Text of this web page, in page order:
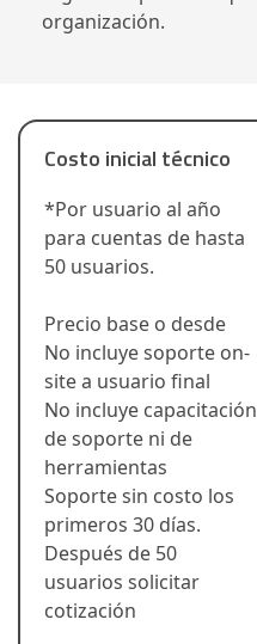
organización.
Costo inicial técnico
*Por usuario al año
para cuentas de hasta
50 usuarios.
Precio base o desde
No incluye soporte on-
site a usuario final
No incluye capacitación
de soporte ni de
herramientas
Soporte sin costo los
primeros 30 días.
Después de 50
usuarios solicitar
cotización